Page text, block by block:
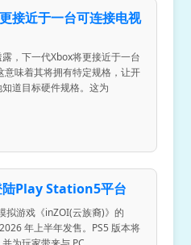
接近于一台可连接电视
，下一代Xbox将更接近于一台
意味着其将拥有特定规格，让开
道目标硬件规格。这为
陆Play Station5平台
拟游戏《inZOI(云族裔)》的
年上半年发售。PS5 版本将